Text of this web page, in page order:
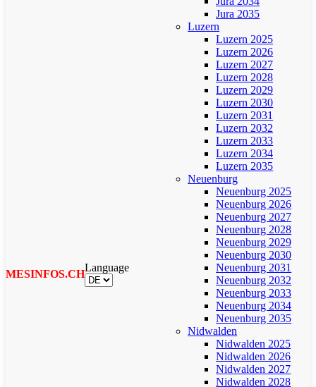
MESINFOS.CH
Language
Jura 2035
Luzern
Luzern 2025
Luzern 2026
Luzern 2027
Luzern 2028
Luzern 2029
Luzern 2030
Luzern 2031
Luzern 2032
Luzern 2033
Luzern 2034
Luzern 2035
Neuenburg
Neuenburg 2025
Neuenburg 2026
Neuenburg 2027
Neuenburg 2028
Neuenburg 2029
Neuenburg 2030
Neuenburg 2031
Neuenburg 2032
Neuenburg 2033
Neuenburg 2034
Neuenburg 2035
Nidwalden
Nidwalden 2025
Nidwalden 2026
Nidwalden 2027
Nidwalden 2028